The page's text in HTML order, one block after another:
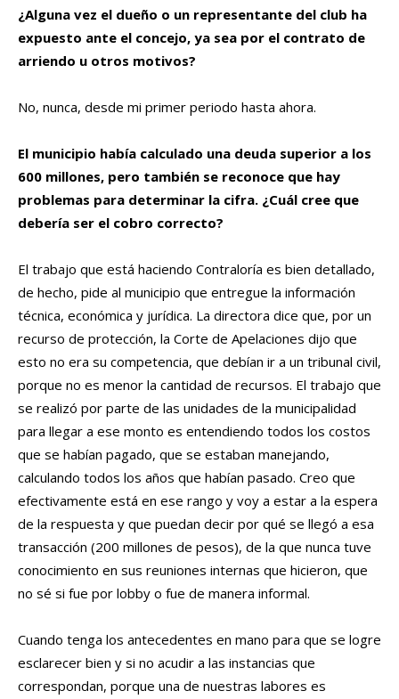
¿Alguna vez el dueño o un representante del club ha
expuesto ante el concejo, ya sea por el contrato de
arriendo u otros motivos?
No, nunca, desde mi primer periodo hasta ahora.
El municipio había calculado una deuda superior a los
600 millones, pero también se reconoce que hay
problemas para determinar la cifra. ¿Cuál cree que
debería ser el cobro correcto?
El trabajo que está haciendo Contraloría es bien detallado,
de hecho, pide al municipio que entregue la información
técnica, económica y jurídica. La directora dice que, por un
recurso de protección, la Corte de Apelaciones dijo que
esto no era su competencia, que debían ir a un tribunal civil,
porque no es menor la cantidad de recursos. El trabajo que
se realizó por parte de las unidades de la municipalidad
para llegar a ese monto es entendiendo todos los costos
que se habían pagado, que se estaban manejando,
calculando todos los años que habían pasado. Creo que
efectivamente está en ese rango y voy a estar a la espera
de la respuesta y que puedan decir por qué se llegó a esa
transacción (200 millones de pesos), de la que nunca tuve
conocimiento en sus reuniones internas que hicieron, que
no sé si fue por lobby o fue de manera informal.
Cuando tenga los antecedentes en mano para que se logre
esclarecer bien y si no acudir a las instancias que
correspondan, porque una de nuestras labores es